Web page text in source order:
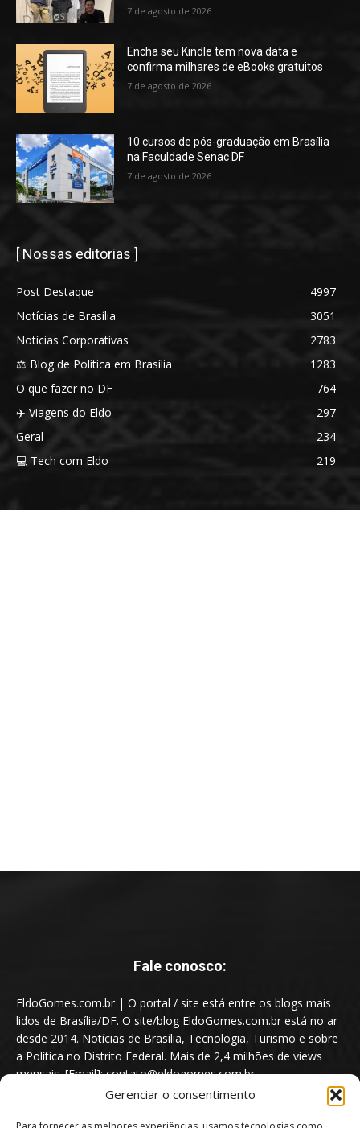
Gerenciar o consentimento
7 de agosto de 2026
Encha seu Kindle tem nova data e
confirma milhares de eBooks gratuitos
7 de agosto de 2026
10 cursos de pós-graduação em Brasília
na Faculdade Senac DF
7 de agosto de 2026
[ Nossas editorias ]
Post Destaque
4997
Notícias de Brasília
3051
Notícias Corporativas
2783
⚖️ Blog de Política em Brasília
1283
O que fazer no DF
764
✈️ Viagens do Eldo
297
Geral
234
💻 Tech com Eldo
219
Fale conosco:
EldoGomes.com.br | O portal / site está entre os blogs mais
lidos de Brasília/DF. O site/blog EldoGomes.com.br está no ar
desde 2014. Notícias de Brasília, Tecnologia, Turismo e sobre
a Política no Distrito Federal. Mais de 2,4 milhões de views
mensais. [Email]: contato@eldogomes.com.br